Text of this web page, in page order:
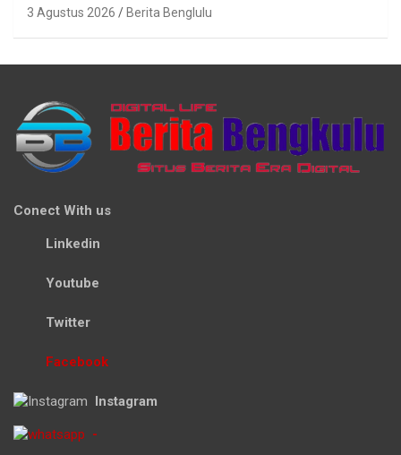
3 Agustus 2026 Berita Benglulu
Conect With us
Linkedin
Youtube
Twitter
Facebook
Instagram
-